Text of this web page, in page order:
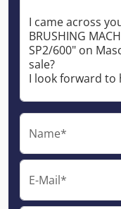
Name*
E-Mail*